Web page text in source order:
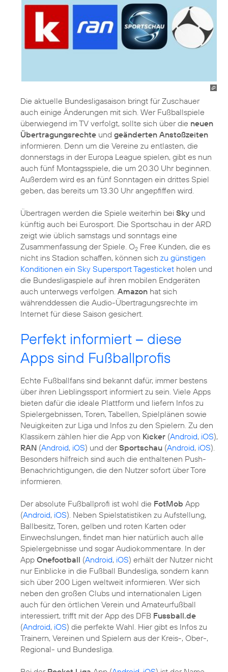
Die aktuelle Bundesligasaison bringt für Zuschauer
auch einige Änderungen mit sich. Wer Fußballspiele
überwiegend im TV verfolgt, sollte sich über die neuen
Übertragungsrechte und geänderten Anstoßzeiten
informieren. Denn um die Vereine zu entlasten, die
donnerstags in der Europa League spielen, gibt es nun
auch fünf Montagsspiele, die um 20.30 Uhr beginnen.
Außerdem wird es an fünf Sonntagen ein drittes Spiel
geben, das bereits um 13.30 Uhr angepfiffen wird.
Übertragen werden die Spiele weiterhin bei Sky und
künftig auch bei Eurosport. Die Sportschau in der ARD
zeigt wie üblich samstags und sonntags eine
Zusammenfassung der Spiele. O2 Free Kunden, die es
nicht ins Stadion schaffen, können sich zu günstigen
Konditionen ein Sky Supersport Tagesticket holen und
die Bundesligaspiele auf ihren mobilen Endgeräten
auch unterwegs verfolgen. Amazon hat sich
währenddessen die Audio-Übertragungsrechte im
Internet für diese Saison gesichert.
Perfekt informiert – diese
Apps sind Fußballprofis
Echte Fußballfans sind bekannt dafür, immer bestens
über ihren Lieblingssport informiert zu sein. Viele Apps
bieten dafür die ideale Plattform und liefern Infos zu
Spielergebnissen, Toren, Tabellen, Spielplänen sowie
Neuigkeiten zur Liga und Infos zu den Spielern. Zu den
Klassikern zählen hier die App von Kicker (Android, iOS),
RAN (Android, iOS) und derSportschau (Android, iOS).
Besonders hilfreich sind auch die enthaltenen Push-
Benachrichtigungen, die den Nutzer sofort über Tore
informieren.
Der absolute Fußballprofi ist wohl die FotMob App
(Android, iOS). Neben Spielstatistiken zu Aufstellung,
Ballbesitz, Toren, gelben und roten Karten oder
Einwechslungen, findet man hier natürlich auch alle
Spielergebnisse und sogar Audiokommentare. In der
App Onefootball (Android, iOS) erhält der Nutzer nicht
nur Einblicke in die Fußball Bundesliga, sondern kann
sich über 200 Ligen weltweit informieren. Wer sich
neben den großen Clubs und internationalen Ligen
auch für den örtlichen Verein und Amateurfußball
interessiert, trifft mit der App des DFB Fussball.de
(Android, iOS) die perfekte Wahl. Hier gibt es Infos zu
Trainern, Vereinen und Spielern aus der Kreis-, Ober-,
Regional- und Bundesliga.